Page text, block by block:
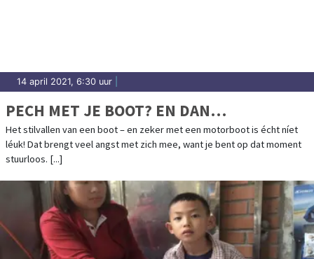
14 april 2021, 6:30 uur
PECH MET JE BOOT? EN DAN…
Het stilvallen van een boot – en zeker met een motorboot is écht níet
léuk! Dat brengt veel angst met zich mee, want je bent op dat moment
stuurloos. [...]